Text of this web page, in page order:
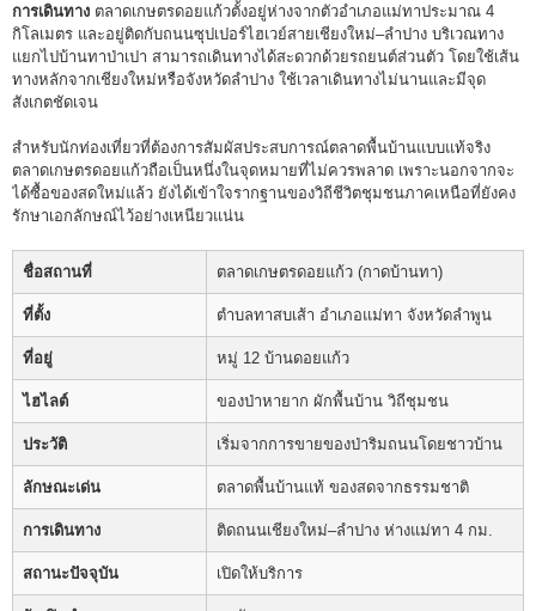
การเดินทาง ตลาดเกษตรดอยแก้วตั้งอยู่ห่างจากตัวอำเภอแม่ทาประมาณ 4
กิโลเมตร และอยู่ติดกับถนนซุปเปอร์ไฮเวย์สายเชียงใหม่–ลำปาง บริเวณทาง
แยกไปบ้านทาป่าเปา สามารถเดินทางได้สะดวกด้วยรถยนต์ส่วนตัว โดยใช้เส้น
ทางหลักจากเชียงใหม่หรือจังหวัดลำปาง ใช้เวลาเดินทางไม่นานและมีจุด
สังเกตชัดเจน
สำหรับนักท่องเที่ยวที่ต้องการสัมผัสประสบการณ์ตลาดพื้นบ้านแบบแท้จริง
ตลาดเกษตรดอยแก้วถือเป็นหนึ่งในจุดหมายที่ไม่ควรพลาด เพราะนอกจากจะ
ได้ซื้อของสดใหม่แล้ว ยังได้เข้าใจรากฐานของวิถีชีวิตชุมชนภาคเหนือที่ยังคง
รักษาเอกลักษณ์ไว้อย่างเหนียวแน่น
ชื่อสถานที่ ตลาดเกษตรดอยแก้ว (กาดบ้านทา)
ที่ตั้ง ตำบลทาสบเส้า อำเภอแม่ทา จังหวัดลำพูน
ที่อยู่ หมู่ 12 บ้านดอยแก้ว
ไฮไลต์ ของป่าหายาก ผักพื้นบ้าน วิถีชุมชน
ประวัติ เริ่มจากการขายของป่าริมถนนโดยชาวบ้าน
ลักษณะเด่น ตลาดพื้นบ้านแท้ ของสดจากธรรมชาติ
การเดินทาง ติดถนนเชียงใหม่–ลำปาง ห่างแม่ทา 4 กม.
สถานะปัจจุบัน เปิดให้บริการ